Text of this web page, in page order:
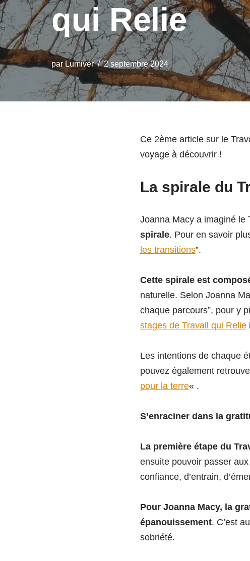
qui Relie
par Lumiver 2 septembre 2024
Ce 2ème article sur le
voyage à découvrir !
La spirale du
Joanna Macy a imaginé le
spirale. Pour en savoir
les transitions”.
Cette spirale est
naturelle. Selon Joanna
chaque parcours”, pour y
stages de Travail qui Relie
Les intentions de chaque
pouvez également
pour la terre« .
S’enraciner dans la
La première étape du
ensuite pouvoir passer
confiance, d’entrain,
Pour Joanna Macy, la
épanouissement. C’est
sobriété.